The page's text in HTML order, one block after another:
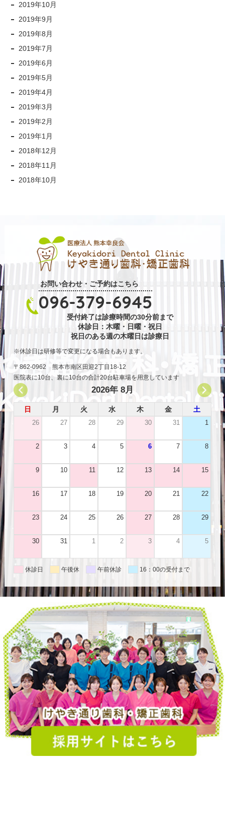
2019年10月
2019年9月
2019年8月
2019年7月
2019年6月
2019年5月
2019年4月
2019年3月
2019年2月
2019年1月
2018年12月
2018年11月
2018年10月
お問い合わせ・ご予約はこちら
096-379-6945
受付終了は診療時間の30分前まで
休診日：木曜・日曜・祝日
祝日のある週の木曜日は診療日
休診日は研修等で変更になる場合もあります。
〒862-0962 熊本市南区田迎2丁目18-12
医院表に10台、裏に10台の合計20台駐車場を用意しています
2026年 8月
日 月 火 水 木 金 土
26 27 28 29 30 31 1
2 3 4 5 6 7 8
9 10 11 12 13 14 15
16 17 18 19 20 21 22
23 24 25 26 27 28 29
30 31 1 2 3 4 5
休診日 午後休 午前休診 16：00の受付まで